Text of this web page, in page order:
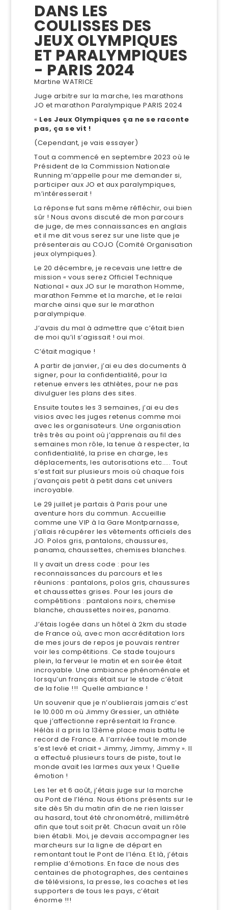
DANS LES
COULISSES DES
JEUX OLYMPIQUES
ET PARALYMPIQUES
- PARIS 2024
Martine WATRICE
Juge arbitre sur la marche, les marathons
JO et marathon Paralympique PARIS 2024
« Les Jeux Olympiques ça ne se raconte
pas, ça se vit !
(Cependant, je vais essayer)
Tout a commencé en septembre 2023 où le
Président de la Commission Nationale
Running m’appelle pour me demander si,
participer aux JO et aux paralympiques,
m’intéresserait !
La réponse fut sans même réfléchir, oui bien
sûr ! Nous avons discuté de mon parcours
de juge, de mes connaissances en anglais
et il me dit vous serez sur une liste que je
présenterais au COJO (Comité Organisation
jeux olympiques).
Le 20 décembre, je recevais une lettre de
mission « vous serez Officiel Technique
National « aux JO sur le marathon Homme,
marathon Femme et la marche, et le relai
marche ainsi que sur le marathon
paralympique.
J’avais du mal à admettre que c’était bien
de moi qu’il s’agissait ! oui moi.
C’était magique !
A partir de janvier, j’ai eu des documents à
signer, pour la confidentialité, pour la
retenue envers les athlètes, pour ne pas
divulguer les plans des sites.
Ensuite toutes les 3 semaines, j’ai eu des
visios avec les juges retenus comme moi
avec les organisateurs. Une organisation
très très au point où j’apprenais au fil des
semaines mon rôle, la tenue à respecter, la
confidentialité, la prise en charge, les
déplacements, les autorisations etc.…. Tout
s’est fait sur plusieurs mois où chaque fois
j’avançais petit à petit dans cet univers
incroyable.
Le 29 juillet je partais à Paris pour une
aventure hors du commun. Accueillie
comme une VIP à la Gare Montparnasse,
j’allais récupérer les vêtements officiels des
JO. Polos gris, pantalons, chaussures,
panama, chaussettes, chemises blanches.
Il y avait un dress code : pour les
reconnaissances du parcours et les
réunions : pantalons, polos gris, chaussures
et chaussettes grises. Pour les jours de
compétitions : pantalons noirs, chemise
blanche, chaussettes noires, panama.
J’étais logée dans un hôtel à 2km du stade
de France où, avec mon accréditation lors
de mes jours de repos je pouvais rentrer
voir les compétitions. Ce stade toujours
plein, la ferveur le matin et en soirée était
incroyable. Une ambiance phénoménale et
lorsqu’un français était sur le stade c’était
de la folie !!! Quelle ambiance !
Un souvenir que je n’oublierais jamais c’est
le 10.000 m où Jimmy Gressier, un athlète
que j’affectionne représentait la France.
Hélàs il a pris la 13ème place mais battu le
record de France. A l’arrivée tout le monde
s’est levé et criait « Jimmy, Jimmy, Jimmy ». Il
a effectué plusieurs tours de piste, tout le
monde avait les larmes aux yeux ! Quelle
émotion !
Les 1er et 6 août, j’étais juge sur la marche
au Pont de l’Iéna. Nous étions présents sur le
site dès 5h du matin afin de ne rien laisser
au hasard, tout été chronométré, millimétré
afin que tout soit prêt. Chacun avait un rôle
bien établi. Moi, je devais accompagner les
marcheurs sur la ligne de départ en
remontant tout le Pont de l’Iéna. Et là, j’étais
remplie d’émotions. En face de nous des
centaines de photographes, des centaines
de télévisions, la presse, les coaches et les
supporters de tous les pays, c’était
énorme !!!